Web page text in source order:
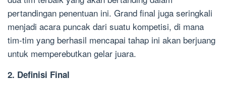
pertandingan penentuan ini. Grand final juga seringkali
menjadi acara puncak dari suatu kompetisi, di mana
tim-tim yang berhasil mencapai tahap ini akan berjuang
untuk memperebutkan gelar juara.
2. Definisi Final